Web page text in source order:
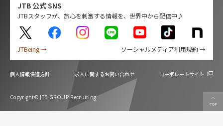
JTB 公式 SNS
JTBスタッフが、旅心を刺激する情報を、世界中から配信中♪
JTBeing → ソーシャルメディア利用規約 →
Copyright© JTB GROUP Recruiting.
個人情報保護方針 求人に関するお問い合わせ コーポレートサイト